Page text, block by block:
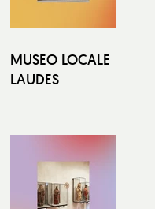
MUSEO LOCALE
LAUDES